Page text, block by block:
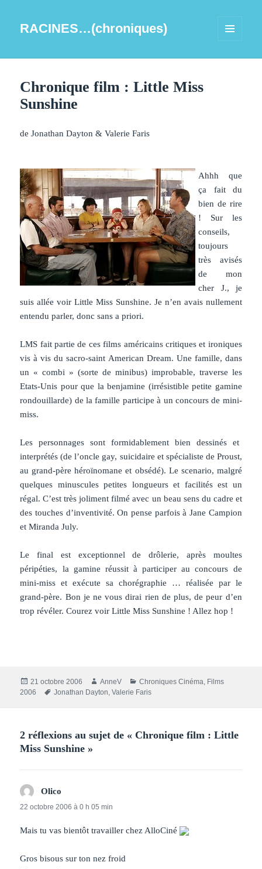
RACINES…(chroniques)
WIDGETS
Chronique film : Little Miss
Sunshine
de Jonathan Dayton & Valerie Faris
Ahhh que
ça fait du
bien de rire
! Sur les
conseils,
toujours
très avisés
de mon
cher J., je
suis allée voir Little Miss Sunshine. Je n’en avais nullement
entendu parler, donc sans a priori.
LMS fait partie de ces films américains critiques et ironiques
vis à vis du sacro-saint American Dream. Une famille, dans
un « combi » (sorte de minibus) improbable, traverse les
Etats-Unis pour que la benjamine (irrésistible petite gamine
rondouillarde) de la famille participe à un concours de mini-
miss.
Les personnages sont formidablement bien dessinés et
interprétés (de l’oncle gay, suicidaire et spécialiste de Proust,
au grand-père héroïnomane et obsédé). Le scenario, malgré
quelques minuscules petites longueurs et facilités est un
régal. C’est très joliment filmé avec un beau sens du cadre et
des touches d’inventivité. On pense parfois à Jane Campion
et Miranda July.
Le final est exceptionnel de drôlerie, après moultes
péripéties, la gamine réussit à participer au concours de
mini-miss et exécute sa chorégraphie … réalisée par le
grand-père. Bon je ne vous dirai rien de plus, de peur d’en
trop révéler. Courez voir Little Miss Sunshine ! Allez hop !
Publié
le
21 octobre 2006 Auteur
AnneV Catégories
Chroniques Cinéma, Films
2006
Mots-
Jonathan Dayton,Valerie Faris
2 réflexions au sujet de « Chronique film : Little
Miss Sunshine »
Olico
22 octobre 2006 à 0 h 05 min
Mais tu vas bientôt travailler chez AlloCiné
Gros bisous sur ton nez froid